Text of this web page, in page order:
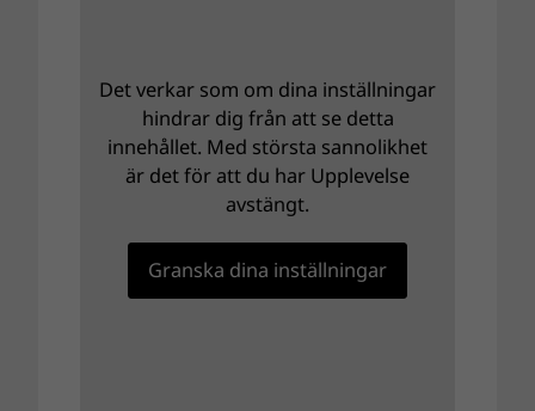
Det verkar som om dina inställningar
hindrar dig från att se detta
innehållet. Med största sannolikhet
är det för att du har Upplevelse
avstängt.
Granska dina inställningar